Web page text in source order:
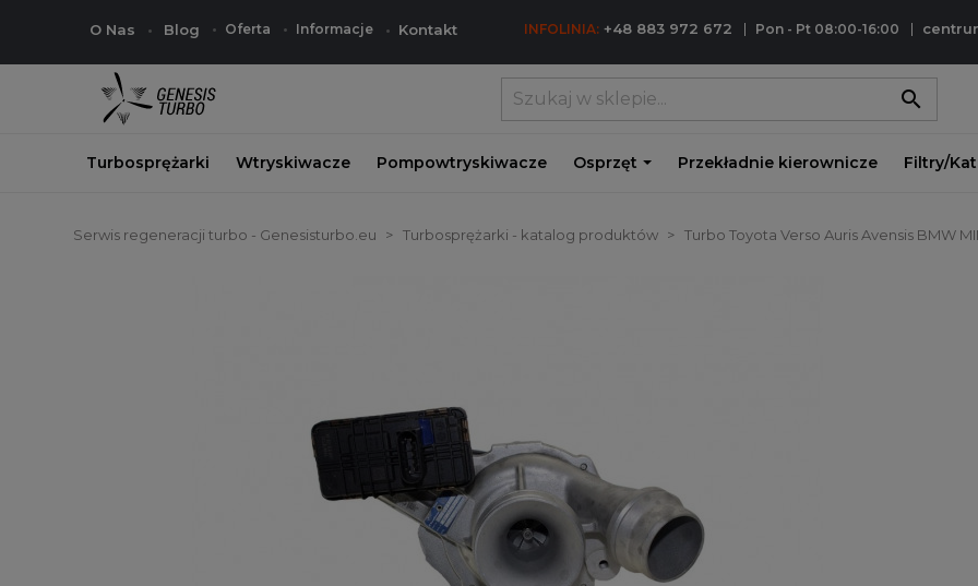
O Nas Blog Oferta Informacje Kontakt INFOLINIA: +48 883 972 672 Pon - Pt 08:00-16:00
search
Turbosprężarki Wtryskiwacze Pompowtryskiwacze Osprzęt Przekładnie kierownicze Filtry/
Serwis regeneracji turbo - Genesisturbo.eu Turbosprężarki - katalog produktów Turbo Toyota Verso Auris Avensis BMW